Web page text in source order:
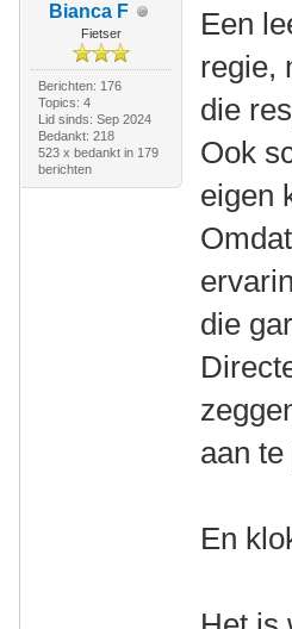
Bianca F
Fietser
Berichten: 176
Topics: 4
Lid sinds: Sep 2024
Bedankt: 218
523 x bedankt in 179
berichten
Een
regie,
die
Ook
eigen
die
aan
En